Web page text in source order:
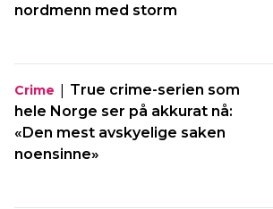
nordmenn med storm
Crime | True crime-serien som
hele Norge ser på akkurat nå:
«Den mest avskyelige saken
noensinne»